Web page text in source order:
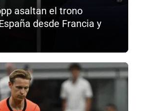
asaltan el trono
desde Francia y